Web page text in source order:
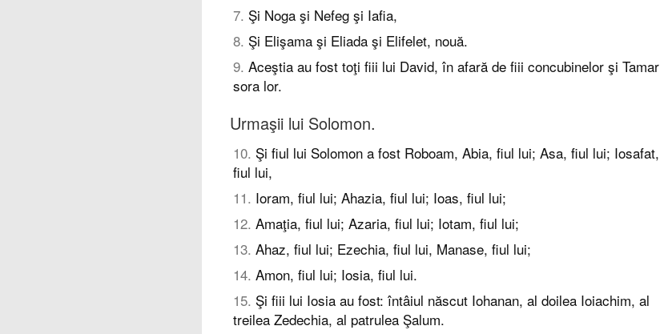
7. Şi Noga şi Nefeg şi Iafia,
8. Şi Elişama şi Eliada şi Elifelet, nouă.
9. Aceştia au fost toţi fiii lui David, în afară de fiii concubinelor şi Tamar
sora lor.
Urmaşii lui Solomon.
10. Şi fiul lui Solomon a fost Roboam, Abia, fiul lui; Asa, fiul lui; Iosafat,
fiul lui,
11. Ioram, fiul lui; Ahazia, fiul lui; Ioas, fiul lui;
12. Amaţia, fiul lui; Azaria, fiul lui; Iotam, fiul lui;
13. Ahaz, fiul lui; Ezechia, fiul lui, Manase, fiul lui;
14. Amon, fiul lui; Iosia, fiul lui.
15. Şi fiii lui Iosia au fost: întâiul născut Iohanan, al doilea Ioiachim, al
treilea Zedechia, al patrulea Şalum.